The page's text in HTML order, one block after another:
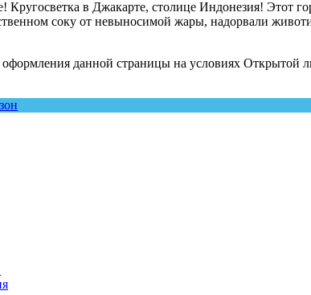
в Джакарте, столице Индонезия! Этот
соку от невыносимой жары, надорвали
данной страницы на условиях Открытой